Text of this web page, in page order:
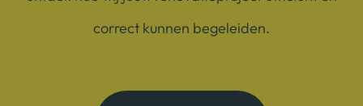
correct kunnen begeleiden.